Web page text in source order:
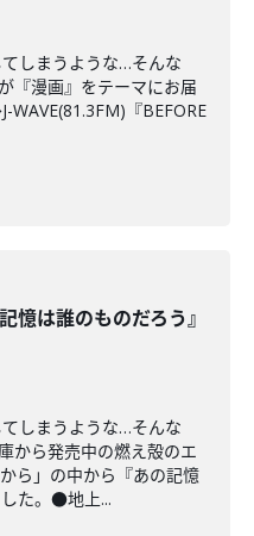
しまうような…そんな
『漫画』をテーマにお届
『BEFORE
憶は誰のものだろう』
しまうような…そんな
から発売中の燃え殻のエ
ら」の中から『あの記憶
た。●地上...